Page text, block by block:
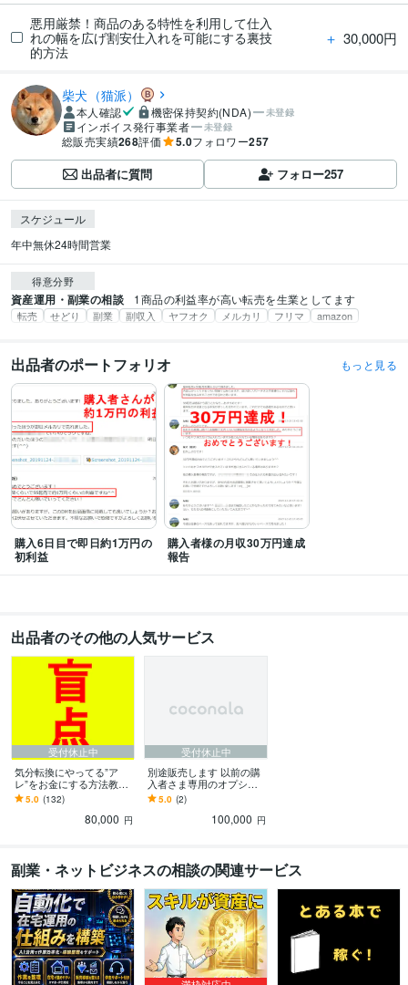
悪用厳禁！商品のある特性を利用して仕入
れの幅を広げ割安仕入れを可能にする裏技
的方法
＋ 30,000円
柴犬（猫派）
本人確認 機密保持契約(NDA) 未登録
インボイス発行事業者 未登録
総販売実績268評価 5.0フォロワー257
出品者に質問 フォロー257
スケジュール
年中無休24時間営業
得意分野
資産運用・副業の相談 1商品の利益率が高い転売を生業としてます
転売 せどり 副業 副収入 ヤフオク メルカリ フリマ amazon
出品者のポートフォリオ もっと見る
購入6日目で即日約1万円の
初利益
購入者様の月収30万円達成
報告
出品者のその他の人気サービス
受付休止中
気分転換にやってる”ア
レ”をお金にする方法教え
ます 9割の人間が見落とし
ている盲点を利用して稼
ぐズルい錬金術です
5.0 (132)
80,000 円
受付休止中
別途販売します 以前の購
入者さま専用のオプショ
ンです。
5.0 (2)
100,000 円
副業・ネットビジネスの相談の関連サービス